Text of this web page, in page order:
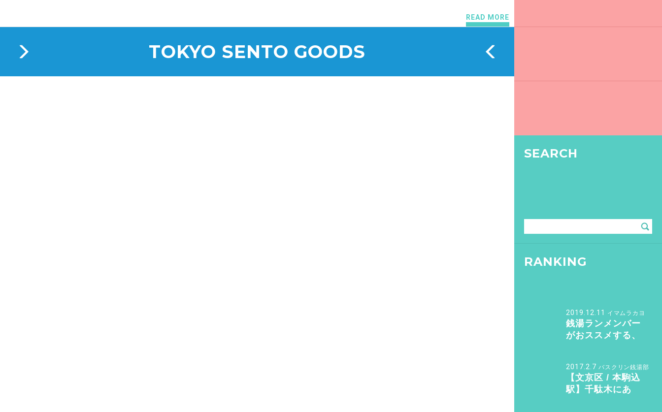
READ MORE
TOKYO SENTO GOODS
SEARCH
RANKING
2019.12.11 イマムラカヨ
銭湯ランメンバー
がおススメする、
ューシュ』
2017.2.7 バスクリン銭湯部
【文京区 / 本駒込
駅】千駄木にあ